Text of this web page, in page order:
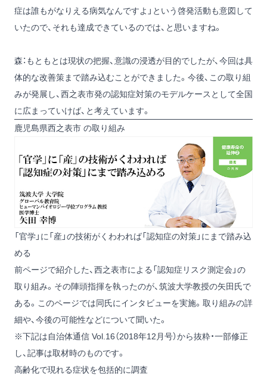
症は誰もがなりえる病気なんですよ」という啓発活動も意図して
いたので、それも達成できているのでは、と思いますね。
森：もともとは現状の把握、意識の浸透が目的でしたが、今回は具
体的な改善策まで踏み込むことができました。今後、この取り組
みが発展し、西之表市発の認知症対策のモデルケースとして全国
に広まっていけば、と考えています。
鹿児島県西之表市 の取り組み
「官学」に「産」の技術がくわわれば「認知症の対策」にまで踏み込
める
前ページで紹介した、西之表市による「認知症リスク測定会」の
取り組み。その陣頭指揮を執ったのが、筑波大学教授の矢田氏で
ある。このページでは同氏にインタビューを実施。取り組みの詳
細や、今後の可能性などについて聞いた。
※下記は自治体通信 Vol.16（2018年12月号）から抜粋・一部修正
し、記事は取材時のものです。
高齢化で現れる症状を包括的に調査